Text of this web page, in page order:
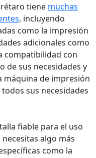
tiene muchas
, incluyendo
como la impresión
adicionales como
compatibilidad con
de sus necesidades y
máquina de impresión
sus necesidades
fiable para el uso
algo más
como la